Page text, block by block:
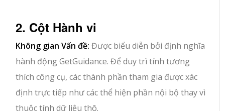
2. Cột Hành vi
Không gian Vấn đề: Được biểu diễn bởi định nghĩa
hành động GetGuidance. Để duy trì tính tương
thích công cụ, các thành phần tham gia được xác
định trực tiếp như các thể hiện phần nội bộ thay vì
thuộc tính dữ liệu thô.